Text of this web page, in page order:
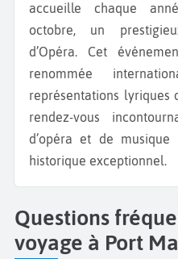
accueille chaque
octobre, un
d’Opéra. Cet
renommée
représentations lyriques
rendez-vous
d’opéra et de musique
historique exceptionnel.
Questions
voyage à Port